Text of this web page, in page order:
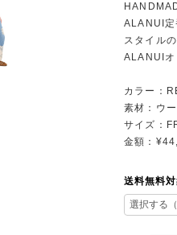
ALANUI定
スタイル
ALANUIオ
カラー：
素材：ウ
サイズ：
金額：
送料無料